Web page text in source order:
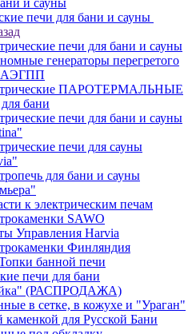
и сауны
печи для бани и сауны
печи для бани и сауны
генераторы перегретого
АЭГПП
ПАРОТЕРМАЛЬНЫЕ
бани
печи для бани и сауны
печи для сауны
для бани и сауны
к электрическим печам
SAWO
Управления Harvia
Финляндия
банной печи
печи для бани
(РАСПРОДАЖА)
в сетке, в кожухе и "Ураган"
каменкой для Русской Бани